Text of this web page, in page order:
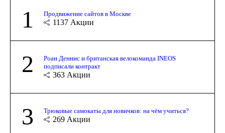
1 Продвижение сайтов в Москве
1137 Акции
2
Роан Деннис и британская велокоманда INEOS
подписали контракт
363 Акции
3 Трюковые самокаты для новичков: на чём учиться?
269 Акции